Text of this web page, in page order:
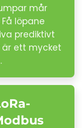
mår
löpane
prediktivt
är ett mycket